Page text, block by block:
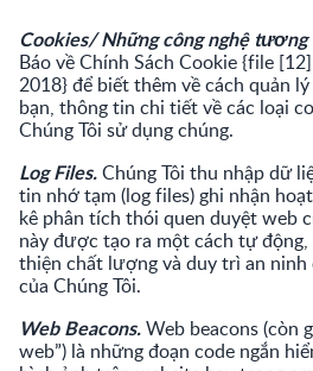
Cookies/ Những công nghệ
Báo về Chính Sách Cookie {file
2018} để biết thêm về cách quản
bạn, thông tin chi tiết về các loại
Chúng Tôi sử dụng chúng.
Log Files.Chúng Tôi thu nhập dữ
tin nhớ tạm (log files) ghi nhận
kê phân tích thói quen duyệt web
này được tạo ra một cách tự
thiện chất lượng và duy trì an
của Chúng Tôi.
Web Beacons.Web beacons (còn
web”) là những đoạn code ngắn